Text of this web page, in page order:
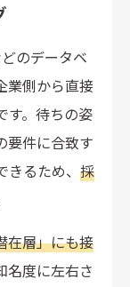
のデータベ
業側から直接
す。待ちの姿
要件に合致す
るため、 採
在層」にも接
名度に左右さ